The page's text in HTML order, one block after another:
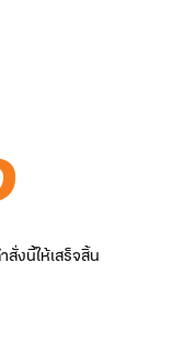
งนี้ให้เสร็จสิ้น